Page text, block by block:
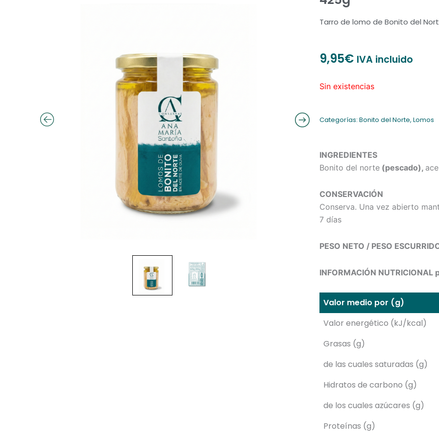
Tarro de lomo de Bonito del
9,95€ IVA incluido
Sin existencias
Categorías: Bonito del Norte, Lomos
INGREDIENTES
Bonito del norte (pescado),
CONSERVACIÓN
Conserva. Una vez abierto
7 días
PESO NETO / PESO
INFORMACIÓN
Valor medio por (g)
Valor energético (kJ/kcal)
Grasas (g)
de las cuales saturadas (g)
Hidratos de carbono (g)
de los cuales azúcares (g)
Proteínas (g)